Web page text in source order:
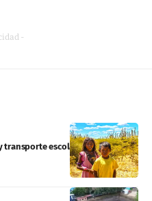
-
transporte escolar a